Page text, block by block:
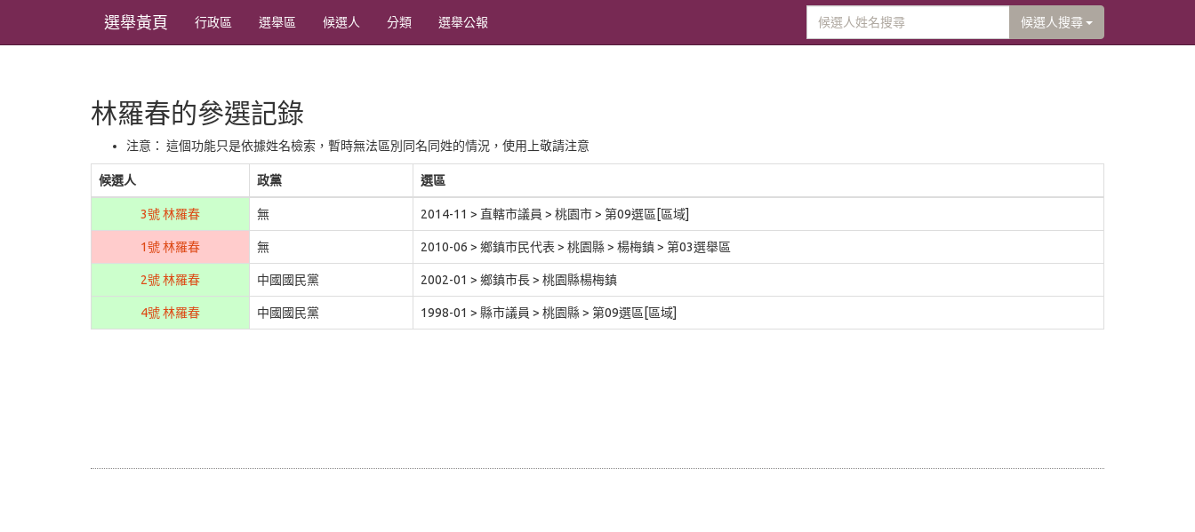
選舉黃頁 行政區 選舉區 候選人 分類 選舉公報 候選人搜尋
林羅春的參選記錄
注意： 這個功能只是依據姓名檢索，暫時無法區別同名同姓的情況，使用上敬請注意
候選人 政黨 選區
3號 林羅春 無 2014-11 > 直轄市議員 > 桃園市 > 第09選區[區域]
1號 林羅春 無 2010-06 > 鄉鎮市民代表 > 桃園縣 > 楊梅鎮 > 第03選舉區
2號 林羅春 中國國民黨 2002-01 > 鄉鎮市長 > 桃園縣楊梅鎮
4號 林羅春 中國國民黨 1998-01 > 縣市議員 > 桃園縣 > 第09選區[區域]